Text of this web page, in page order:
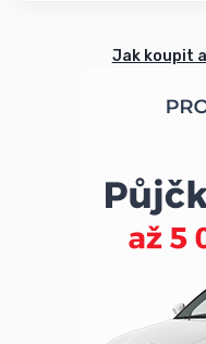
Jak koupit